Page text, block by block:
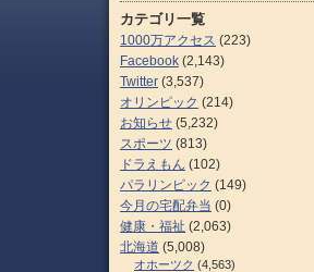
カテゴリ一覧
1000万アクセス (223)
Facebook (2,143)
Twitter (3,537)
オリンピック (214)
お知らせ (5,232)
スポーツ (813)
ドラえもん (102)
パラリンピック (149)
今月の宅配弁当 (0)
健康・福祉 (2,063)
北海道 (5,008)
オホーツク (4,563)